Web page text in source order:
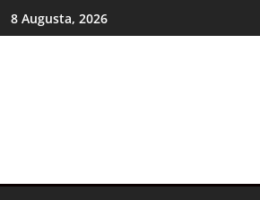
8 Augusta, 2026